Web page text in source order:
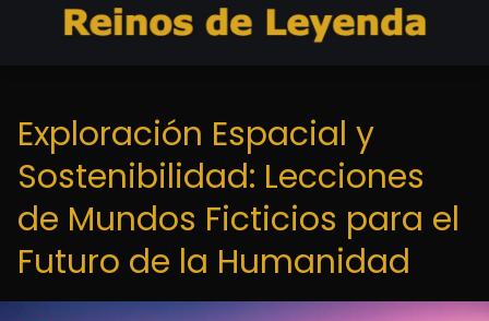
Exploración Espacial y
Sostenibilidad: Lecciones
de Mundos Ficticios para el
Futuro de la Humanidad